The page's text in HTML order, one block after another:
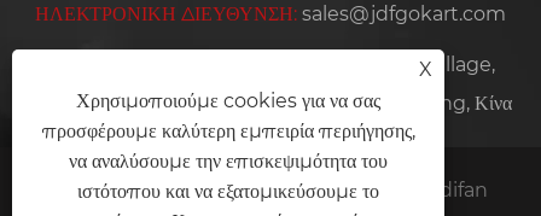
ΗΛΕΚΤΡΟΝΙΚΗ ΔΙΕΥΘΥΝΣΗ: sales@jdfgokart.com
No. 668 Zhoutai Road, Qishan Village,
Yangming Street, Yuyao City, επαρχία Zhejiang, Κίνα
Πνευματικά δικαιώματα © 2025 Zhejiang Jindifan
X
Χρησιμοποιούμε cookies για να σας
προσφέρουμε καλύτερη εμπειρία περιήγησης,
να αναλύσουμε την επισκεψιμότητα του
ιστότοπου και να εξατομικεύσουμε το